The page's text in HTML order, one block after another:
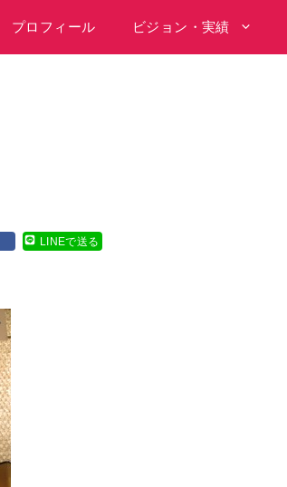
プロフィール ビジョン・実績
LINEで送る